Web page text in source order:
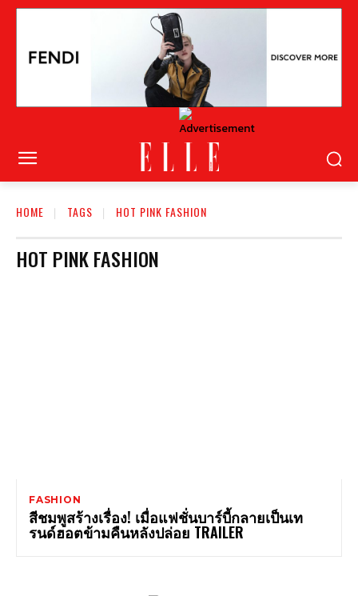
HOME TAGS HOT PINK FASHION
HOT PINK FASHION
FASHION
สีชมพูสร้างเรื่อง! เมื่อแฟชั่นบาร์บี้กลายเป็นเท
รนด์ฮอตข้ามคืนหลังปล่อย TRAILER